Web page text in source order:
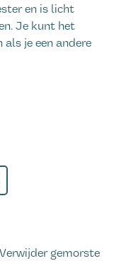
en is licht
Je kunt het
je een andere
gemorste